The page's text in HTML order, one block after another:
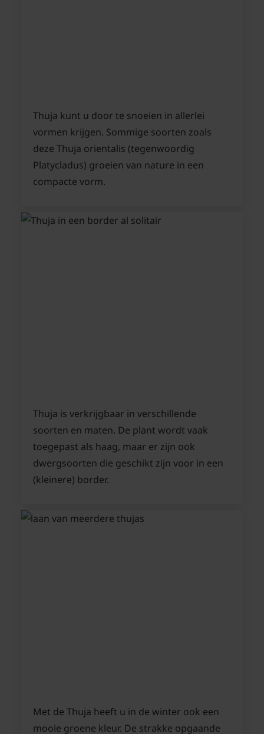
Thuja kunt u door te snoeien in allerlei
vormen krijgen. Sommige soorten zoals
deze Thuja orientalis (tegenwoordig
Platycladus) groeien van nature in een
compacte vorm.
Thuja is verkrijgbaar in verschillende
soorten en maten. De plant wordt vaak
toegepast als haag, maar er zijn ook
dwergsoorten die geschikt zijn voor in een
(kleinere) border.
Met de Thuja heeft u in de winter ook een
mooie groene kleur. De strakke opgaande